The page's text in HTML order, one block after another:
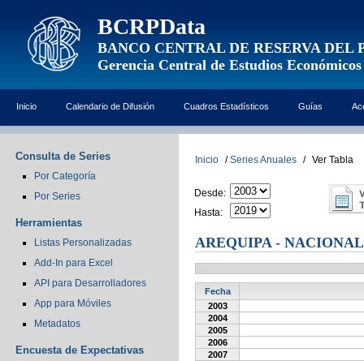
BCRPData
BANCO CENTRAL DE RESERVA DEL
Gerencia Central de Estudios Económicos
Inicio Calendario de Difusión Cuadros Estadísticos Guías
Consulta de Series
Por Categoría
Por Series
Herramientas
Listas Personalizadas
Add-In para Excel
API para Desarrolladores
App para Móviles
Metadatos
Encuesta de Expectativas
Inicio / Series Anuales / Ver Tabla
Desde:
Hasta:
AREQUIPA -
Fecha
2003
2004
2005
2006
2007